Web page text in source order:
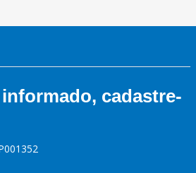
cadastre-